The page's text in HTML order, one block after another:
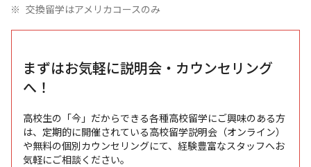
※ 交換留学はアメリカコースのみ
まずはお気軽に説明会・カウンセリング
へ！
高校生の「今」だからできる各種高校留学にご興味のある方
は、定期的に開催されている高校留学説明会（オンライン）
や無料の個別カウンセリングにて、経験豊富なスタッフへお
気軽にご相談ください。